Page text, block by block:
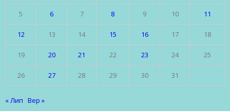
5 6 7 8 9 10 11
12 13 14 15 16 17 18
19 20 21 22 23 24 25
26 27 28 29 30 31
« Лип Вер »